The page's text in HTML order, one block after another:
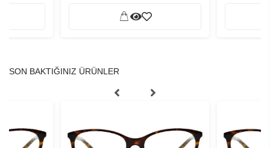
SON BAKTIĞINIZ ÜRÜNLER